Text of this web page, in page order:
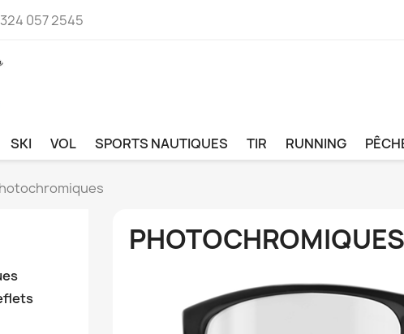
057 2545
SKI VOL SPORTS NAUTIQUES TIR RUNNING
PHOTOCHROMIQUES